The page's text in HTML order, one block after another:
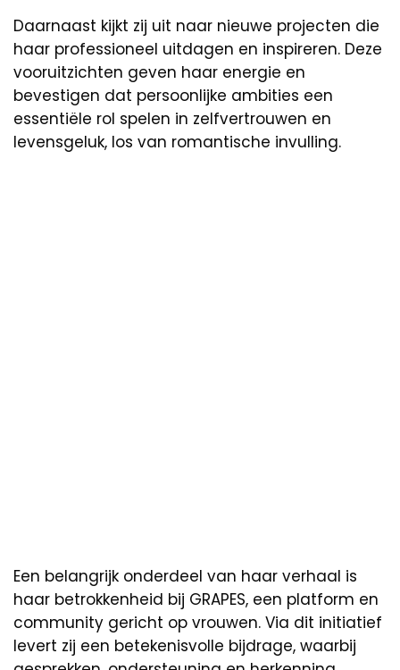
Daarnaast kijkt zij uit naar nieuwe projecten die
haar professioneel uitdagen en inspireren. Deze
vooruitzichten geven haar energie en
bevestigen dat persoonlijke ambities een
essentiële rol spelen in zelfvertrouwen en
levensgeluk, los van romantische invulling.
Een belangrijk onderdeel van haar verhaal is
haar betrokkenheid bij GRAPES, een platform en
community gericht op vrouwen. Via dit initiatief
levert zij een betekenisvolle bijdrage, waarbij